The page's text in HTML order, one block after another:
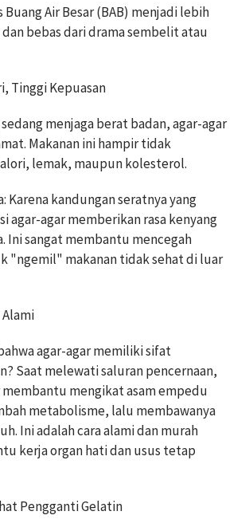
Buang Air Besar (BAB) menjadi lebih
bebas dari drama sembelit atau
Tinggi Kepuasan
sedang menjaga berat badan, agar-agar
Makanan ini hampir tidak
lemak, maupun kolesterol.
Karena kandungan seratnya yang
agar-agar memberikan rasa kenyang
Ini sangat membantu mencegah
"ngemil" makanan tidak sehat di luar
agar-agar memiliki sifat
Saat melewati saluran pencernaan,
membantu mengikat asam empedu
metabolisme, lalu membawanya
Ini adalah cara alami dan murah
kerja organ hati dan usus tetap
Pengganti Gelatin